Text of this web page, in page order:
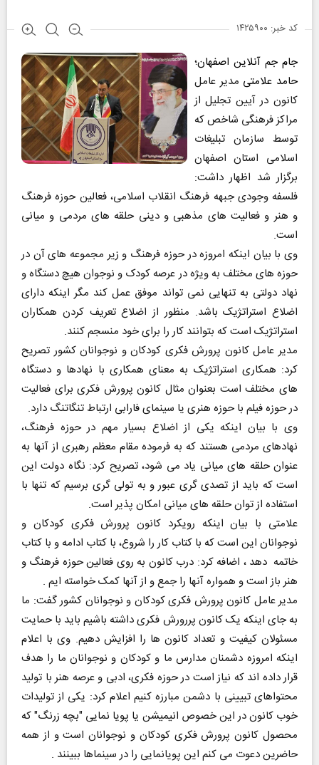
کد خبر: ۱۴۲۵۹۰۰
جام جم آنلاین اصفهان؛
حامد علامتی مدیر عامل
کانون در آیین تجلیل از
مراکز فرهنگی شاخص که
توسط سازمان تبلیغات
اسلامی استان اصفهان
برگزار شد اظهار داشت:
فلسفه وجودی جبهه فرهنگ انقلاب اسلامی، فعالین حوزه فرهنگ
و هنر و فعالیت های مذهبی و دینی حلقه های مردمی و میانی
است.
وی با بیان اینکه امروزه در حوزه فرهنگ و زیر مجموعه های آن در
حوزه های مختلف به ویژه در عرصه کودک و نوجوان هیچ دستگاه و
نهاد دولتی به تنهایی نمی تواند موفق عمل کند مگر اینکه دارای
اضلاع استراتژیک باشد. منظور از اضلاع تعریف کردن همکاران
استراتژیک است که بتوانند کار را برای خود منسجم کنند.
مدیر عامل کانون پرورش فکری کودکان و نوجوانان کشور تصریح
کرد: همکاری استراتژیک به معنای همکاری با نهادها و دستگاه
های مختلف است بعنوان مثال کانون پرورش فکری برای فعالیت
در حوزه فیلم با حوزه هنری یا سینمای فارابی ارتباط تنگاتنگ دارد.
وی با بیان اینکه یکی از اضلاع بسیار مهم در حوزه فرهنگ،
نهادهای مردمی هستند که به فرموده مقام معظم رهبری از آنها به
عنوان حلقه های میانی یاد می شود، تصریح کرد: نگاه دولت این
است که باید از تصدی گری عبور و به تولی گری برسیم که تنها با
استفاده از توان حلقه های میانی امکان پذیر است.
علامتی با بیان اینکه رویکرد کانون پرورش فکری کودکان و
نوجوانان این است که با کتاب کار را شروع، با کتاب ادامه و با کتاب
خاتمه دهد ، اضافه کرد: درب کانون به روی فعالین حوزه فرهنگ و
هنر باز است و همواره آنها را جمع و از آنها کمک خواسته ایم .
مدیر عامل کانون پرورش فکری کودکان و نوجوانان کشور گفت: ما
به جای اینکه یک کانون پررورش فکری داشته باشیم باید با حمایت
مسئولان کیفیت و تعداد کانون ها را افزایش دهیم. وی با اعلام
اینکه امروزه دشمنان مدارس ما و کودکان و نوجوانان ما را هدف
قرار داده اند که نیاز است در حوزه فکری، ادبی و عرصه هنر با تولید
محتواهای تبیینی با دشمن مبارزه کنیم اعلام کرد: یکی از تولیدات
خوب کانون در این خصوص انیمیشن یا پویا نمایی "بچه زرنگ" که
محصول کانون پرورش فکری کودکان و نوجوانان است و از همه
حاضرین دعوت می کنم این پویانمایی را در سینماها ببینند .